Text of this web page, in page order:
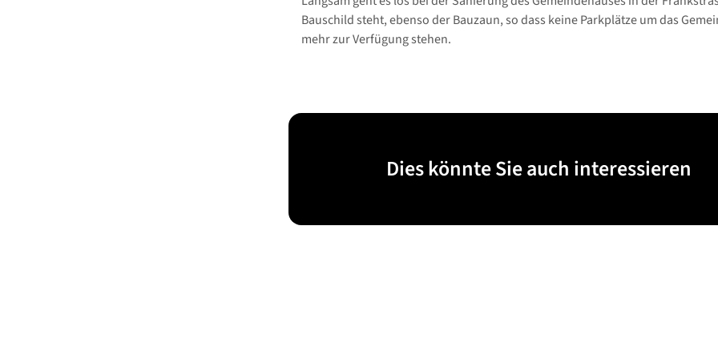
Bauschild steht, ebenso der Bauzaun, so dass keine Parkplätze um das
mehr zur Verfügung stehen.
Dies könnte Sie auch interessieren